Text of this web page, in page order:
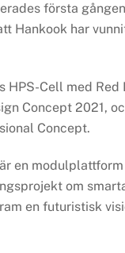
första
Hankook har
HPS-Cell med
Concept 2021,
Concept.
en
om
en futuristisk